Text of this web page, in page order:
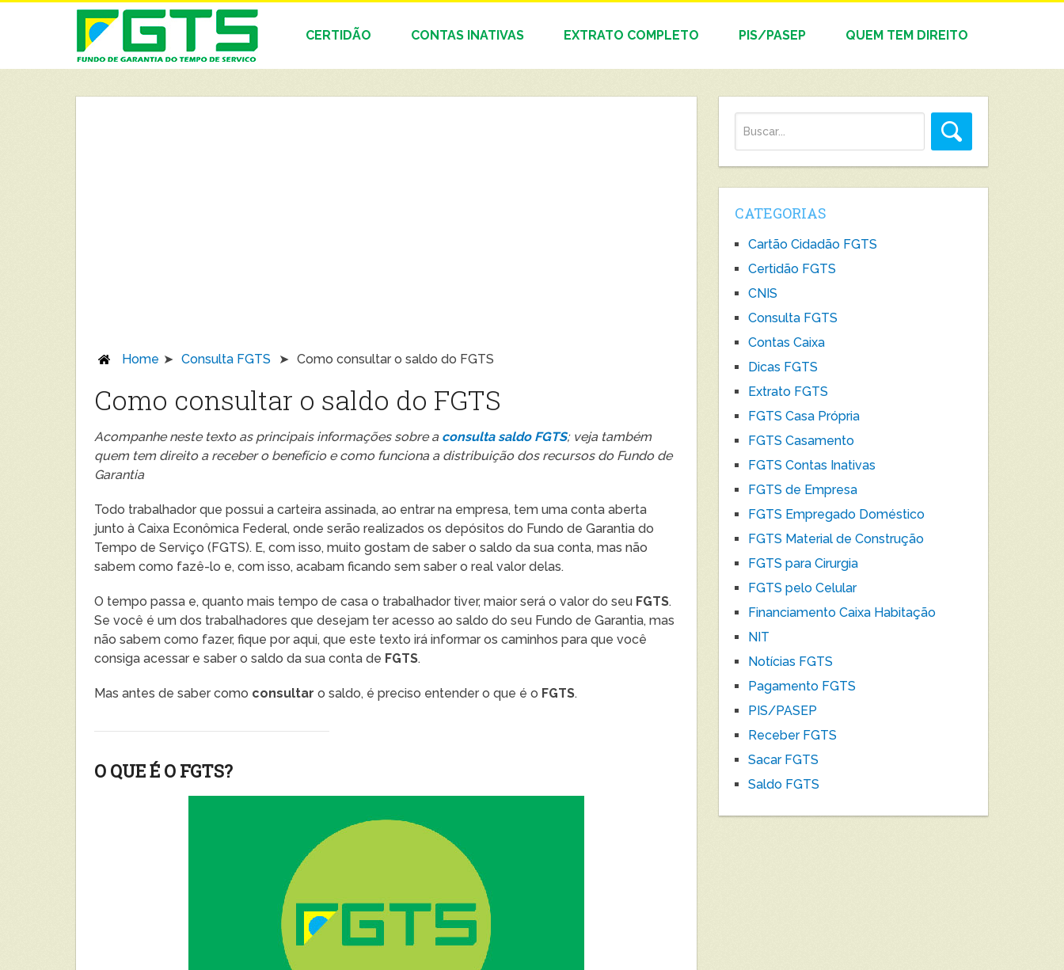
CERTIDÃO CONTAS INATIVAS EXTRATO COMPLETO PIS/PASEP QUEM TEM DIREITO
Home Consulta FGTS Como consultar o saldo do FGTS
Como consultar o saldo do FGTS
Acompanhe neste texto as principais informações sobre a consulta saldo FGTS; veja também
quem tem direito a receber o benefício e como funciona a distribuição dos recursos do Fundo de
Garantia
Todo trabalhador que possui a carteira assinada, ao entrar na empresa, tem uma conta aberta
junto à Caixa Econômica Federal, onde serão realizados os depósitos do Fundo de Garantia do
Tempo de Serviço (FGTS). E, com isso, muito gostam de saber o saldo da sua conta, mas não
sabem como fazê-lo e, com isso, acabam ficando sem saber o real valor delas.
O tempo passa e, quanto mais tempo de casa o trabalhador tiver, maior será o valor do seu FGTS.
Se você é um dos trabalhadores que desejam ter acesso ao saldo do seu Fundo de Garantia, mas
não sabem como fazer, fique por aqui, que este texto irá informar os caminhos para que você
consiga acessar e saber o saldo da sua conta de FGTS.
Mas antes de saber como consultar o saldo, é preciso entender o que é o FGTS.
O QUE É O FGTS?
CATEGORIAS
Cartão Cidadão FGTS
Certidão FGTS
CNIS
Consulta FGTS
Contas Caixa
Dicas FGTS
Extrato FGTS
FGTS Casa Própria
FGTS Casamento
FGTS Contas Inativas
FGTS de Empresa
FGTS Empregado Doméstico
FGTS Material de Construção
FGTS para Cirurgia
FGTS pelo Celular
Financiamento Caixa Habitação
NIT
Notícias FGTS
Pagamento FGTS
PIS/PASEP
Receber FGTS
Sacar FGTS
Saldo FGTS